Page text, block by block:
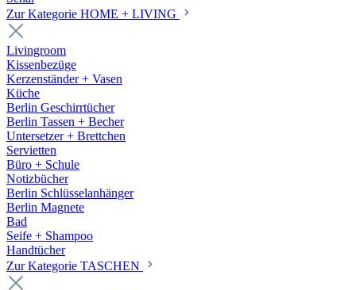
Zur Kategorie HOME + LIVING
Livingroom
Kissenbezüge
Kerzenständer + Vasen
Küche
Berlin Geschirrtücher
Berlin Tassen + Becher
Untersetzer + Brettchen
Servietten
Büro + Schule
Notizbücher
Berlin Schlüsselanhänger
Berlin Magnete
Bad
Seife + Shampoo
Handtücher
Zur Kategorie TASCHEN